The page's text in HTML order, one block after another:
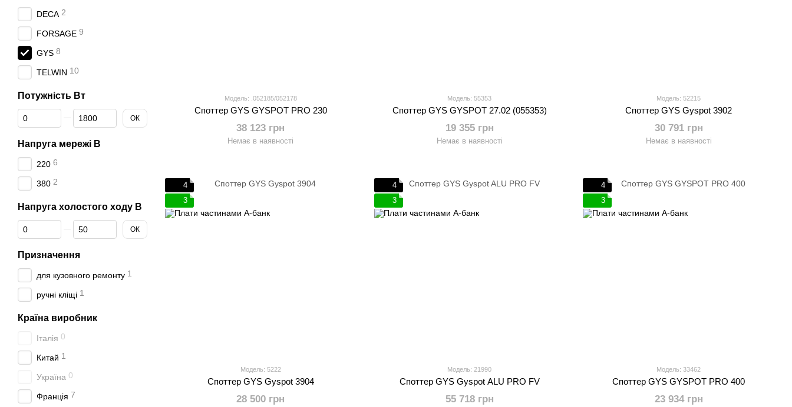
Модель: .052185/052178
Споттер GYS GYSPOT PRO 230
38 123 грн
Немає в наявності
Модель: 55353
Споттер GYS GYSPOT 27.02 (055353)
19 355 грн
Немає в наявності
Модель: 52215
Споттер GYS Gyspot 3902
30 791 грн
Немає в наявності
4
3
Модель: 5222
Споттер GYS Gyspot 3904
28 500 грн
4
3
Модель: 21990
Споттер GYS Gyspot ALU PRO FV
55 718 грн
4
3
Модель: 33462
Споттер GYS GYSPOT PRO 400
23 934 грн
DECA 2
FORSAGE 9
GYS 8
TELWIN 10
Потужність Вт
Від Потужність Вт
До Потужність Вт ОК
Напруга мережі В
220 6
380 2
Напруга холостого ходу В
Від Напруга холостого ходу В
До Напруга холостого ходу В ОК
Призначення
для кузовного ремонту 1
ручні кліщі 1
Країна виробник
Італія 0
Китай 1
Україна 0
Франція 7